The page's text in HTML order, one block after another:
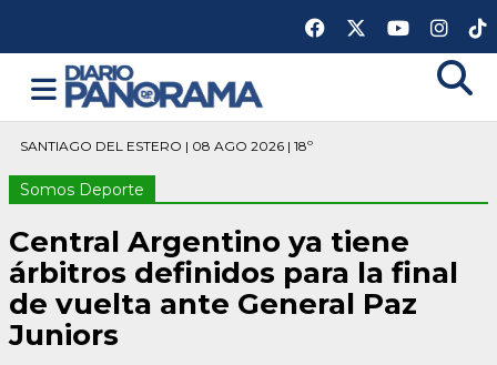
SANTIAGO DEL ESTERO | 08 AGO 2026 | 18º
Somos Deporte
Central Argentino ya tiene
árbitros definidos para la final
de vuelta ante General Paz
Juniors